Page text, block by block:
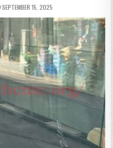
SEPTEMBER 15, 2025